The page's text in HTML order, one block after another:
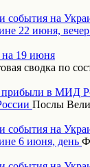
на
на 19 июня
сводка по
в МИД
Послы
события на